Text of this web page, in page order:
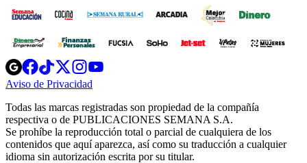
Opens
in
new
Opens
in
new
Opens
in
new
window
Opens
new
windowwindow
Aviso de Privacidad
new
window
Todas las marcas registradas son propiedad de la compañía
respectiva o de PUBLICACIONES SEMANA S.A.
Se prohíbe la reproducción total o parcial de cualquiera de los
contenidos que aquí aparezca, así como su traducción a cualquier
idioma sin autorización escrita por su titular.